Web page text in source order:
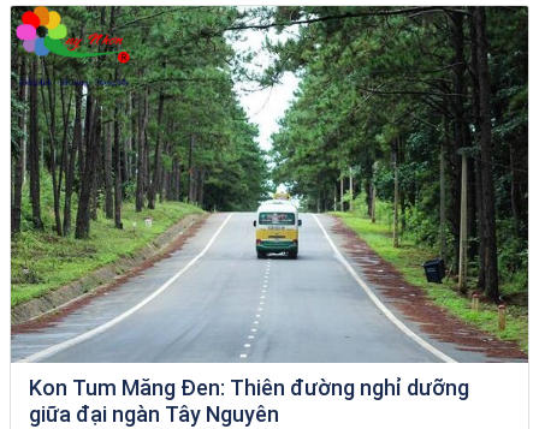
tour ghép Hòn Khô
Kon Tum Măng Đen: Thiên đường nghỉ dưỡng
giữa đại ngàn Tây Nguyên